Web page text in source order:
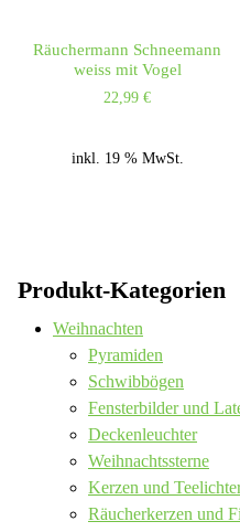
Räuchermann Schneemann
weiss mit Vogel
22,99€
inkl. 19 % MwSt.
Produkt-Kategorien
Weihnachten
Pyramiden
Schwibbögen
Fensterbilder und
Deckenleuchter
Weihnachtssterne
Kerzen und
Räucherkerzen und